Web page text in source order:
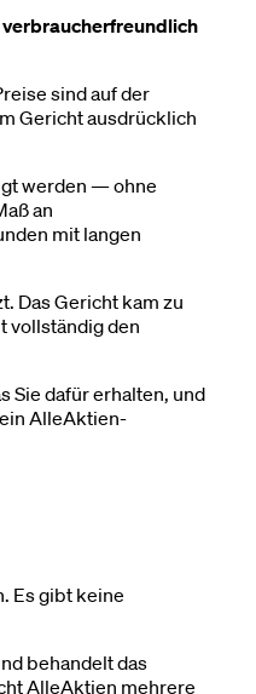
sind auf der
Gericht ausdrücklich
werden — ohne
an
mit langen
Das Gericht kam zu
vollständig den
Sie dafür erhalten, und
AlleAktien-
Es gibt keine
behandelt das
AlleAktien mehrere